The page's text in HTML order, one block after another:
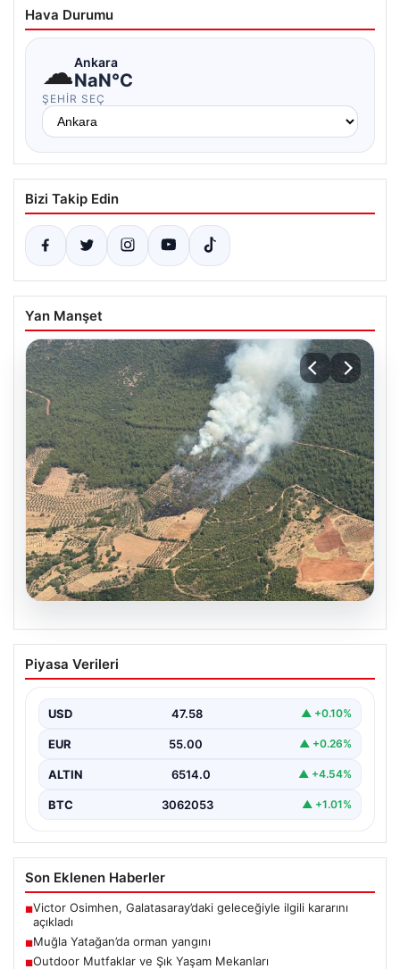
Hava Durumu
☁Ankara
NaN°C
ŞEHIR SEÇ
Bizi Takip Edin
Yan Manşet
Muğla Yatağan’da orman yangını
{ “title”: “Muğla Yatağan’da Orman Yangını Kontrol
Piyasa Verileri
USD 47.58 ▲ +0.10%
EUR 55.00 ▲ +0.26%
ALTIN 6514.0 ▲ +4.54%
BTC 3062053 ▲ +1.01%
Son Eklenen Haberler
■Victor Osimhen, Galatasaray’daki geleceğiyle ilgili kararını
açıkladı
■Muğla Yatağan’da orman yangını
■Outdoor Mutfaklar ve Şık Yaşam Mekanları